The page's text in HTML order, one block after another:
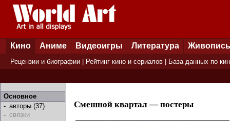
Кино Аниме Видеоигры Литература Живопись
Рецензии и биографии Рейтинг кино и сериалов База данных по
Основное
- авторы (37)
- связки
Смешной квартал — постеры